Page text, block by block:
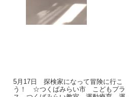
5月17日 探検家になって冒険に行こ
う！ ☆つくばみらい市 こどもプラ